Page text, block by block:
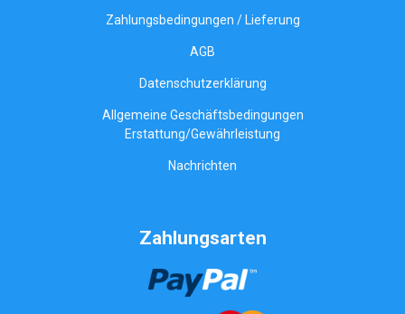
Zahlungsbedingungen / Lieferung
AGB
Datenschutzerklärung
Allgemeine Geschäftsbedingungen
Erstattung/Gewährleistung
Nachrichten
Zahlungsarten